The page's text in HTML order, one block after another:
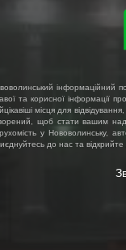
інформаційний
та корисної інформації
місця для
щоб стати вашим
у Нововолинську,
до нас та